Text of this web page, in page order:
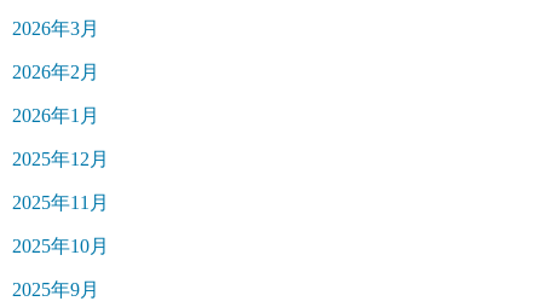
2026年3月
2026年2月
2026年1月
2025年12月
2025年11月
2025年10月
2025年9月